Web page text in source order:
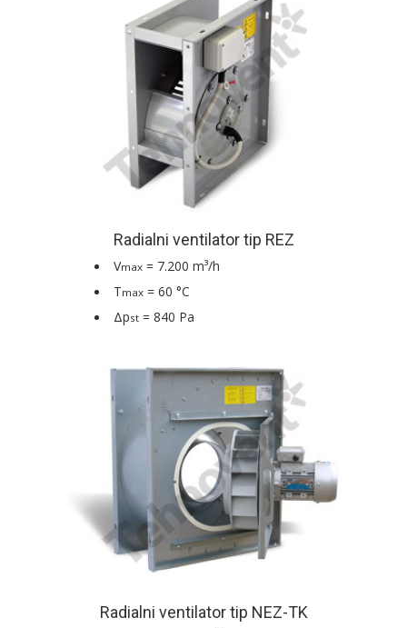
Radialni ventilator tip REZ
Vmax = 7.200 m³/h
Tmax = 60 °C
Δpst = 840 Pa
Radialni ventilator tip NEZ-TK